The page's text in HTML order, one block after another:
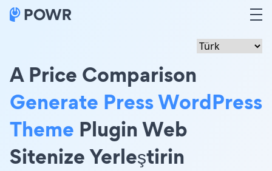
A Price Comparison
Generate Press WordPress
Theme Plugin Web
Sitenize Yerleştirin